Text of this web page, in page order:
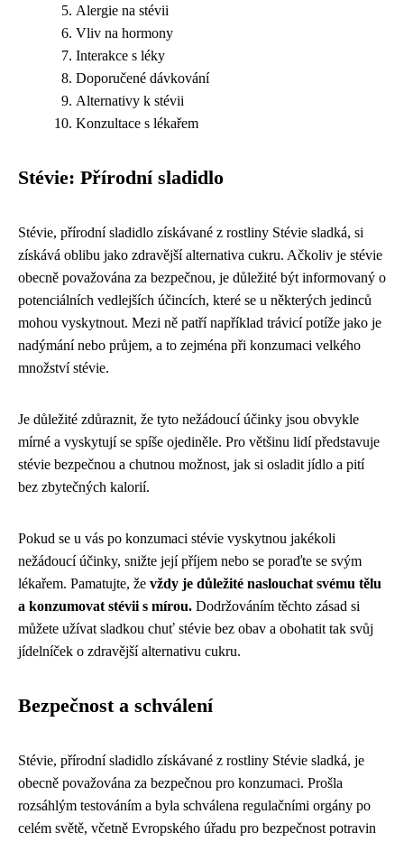
Alergie na stévii
Vliv na hormony
Interakce s léky
Doporučené dávkování
Alternativy k stévii
Konzultace s lékařem
Stévie: Přírodní sladidlo
Stévie, přírodní sladidlo získávané z rostliny Stévie sladká, si
získává oblibu jako zdravější alternativa cukru. Ačkoliv je stévie
obecně považována za bezpečnou, je důležité být informovaný o
potenciálních vedlejších účincích, které se u některých jedinců
mohou vyskytnout. Mezi ně patří například trávicí potíže jako je
nadýmání nebo průjem, a to zejména při konzumaci velkého
množství stévie.
Je důležité zdůraznit, že tyto nežádoucí účinky jsou obvykle
mírné a vyskytují se spíše ojediněle. Pro většinu lidí představuje
stévie bezpečnou a chutnou možnost, jak si osladit jídlo a pití
bez zbytečných kalorií.
Pokud se u vás po konzumaci stévie vyskytnou jakékoli
nežádoucí účinky, snižte její příjem nebo se poraďte se svým
lékařem. Pamatujte, že vždy je důležité naslouchat svému tělu
a konzumovat stévii s mírou. Dodržováním těchto zásad si
můžete užívat sladkou chuť stévie bez obav a obohatit tak svůj
jídelníček o zdravější alternativu cukru.
Bezpečnost a schválení
Stévie, přírodní sladidlo získávané z rostliny Stévie sladká, je
obecně považována za bezpečnou pro konzumaci. Prošla
rozsáhlým testováním a byla schválena regulačními orgány po
celém světě, včetně Evropského úřadu pro bezpečnost potravin